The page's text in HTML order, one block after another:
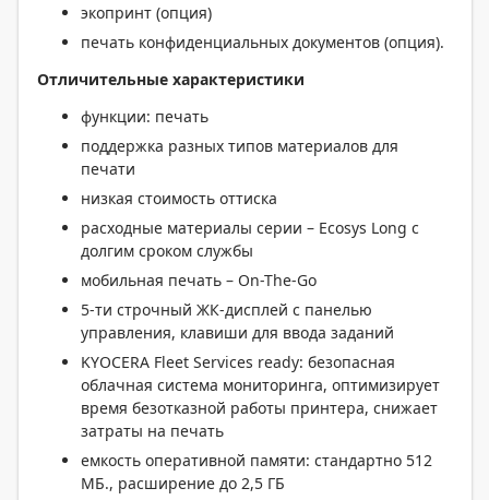
экопринт (опция)
печать конфиденциальных документов (опция).
Отличительные характеристики
функции: печать
поддержка разных типов материалов для
печати
низкая стоимость оттиска
расходные материалы серии – Ecosys Long с
долгим сроком службы
мобильная печать – On-The-Go
5-ти строчный ЖК-дисплей с панелью
управления, клавиши для ввода заданий
KYOCERA Fleet Services ready: безопасная
облачная система мониторинга, оптимизирует
время безотказной работы принтера, снижает
затраты на печать
емкость оперативной памяти: стандартно 512
МБ., расширение до 2,5 ГБ